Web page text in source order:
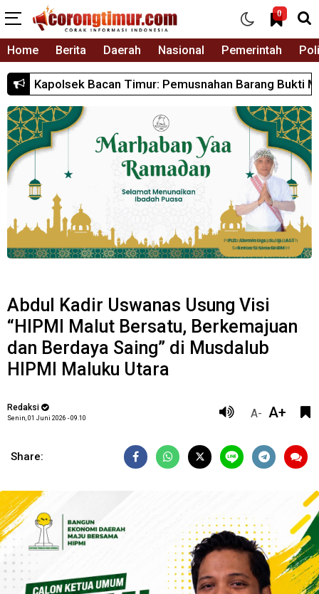
0
Home Berita Daerah Nasional Pemerintah
Barang Bukti Miras Jadi Langkah Nyata Polri
Abdul Kadir Uswanas Usung Visi
“HIPMI Malut Bersatu, Berkemajuan
dan Berdaya Saing” di Musdalub
HIPMI Maluku Utara
Redaksi
Senin, 01 Juni 2026 - 09.10 A- A+
Share: